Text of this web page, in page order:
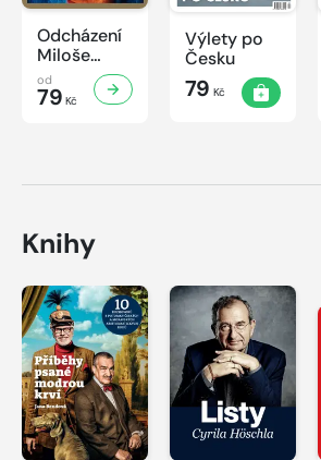
Odcházení
Miloše
Zemana
od
79 Kč
Výlety po
Česku
79 Kč
Knihy